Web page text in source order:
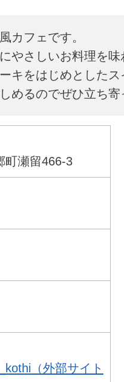
カフェです。
やさしいお料理を味
キをはじめとした
めるのでぜひ立ち寄
町瀬留466-3
（外部サイト